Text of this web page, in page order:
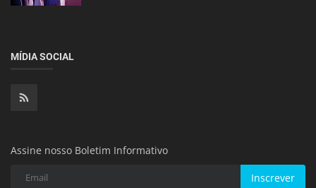
MÍDIA SOCIAL
Assine nosso Boletim Informativo
Inscrever